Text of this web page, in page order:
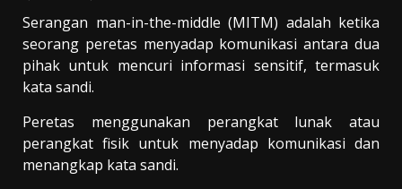
Serangan man-in-the-middle (MITM) adalah ketika
seorang peretas menyadap komunikasi antara dua
pihak untuk mencuri informasi sensitif, termasuk
kata sandi.
Peretas menggunakan perangkat lunak atau
perangkat fisik untuk menyadap komunikasi dan
menangkap kata sandi.